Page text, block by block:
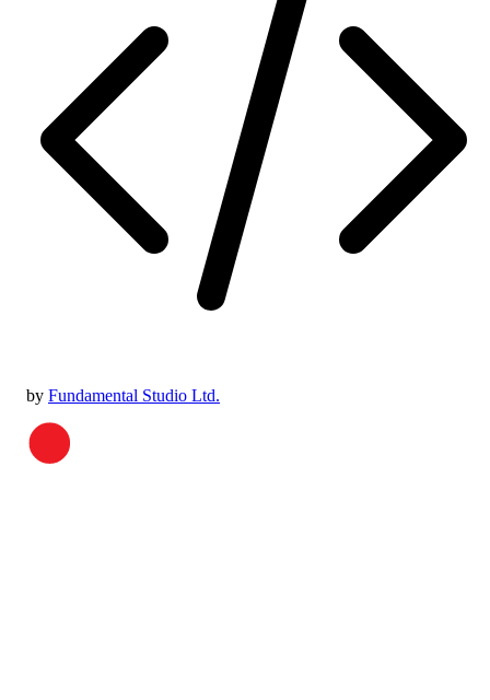
by Fundamental Studio Ltd.